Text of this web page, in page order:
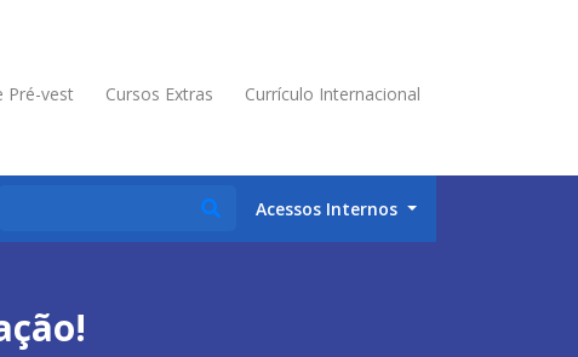
Pré-vest Cursos Extras Currículo Internacional
Acessos Internos